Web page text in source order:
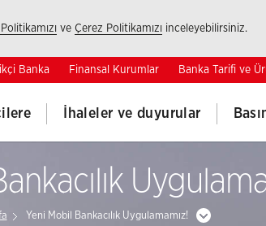
ve Çerez Politikamızı inceleyebilirsiniz.
Banka Finansal Kurumlar Banka Tarifi ve
İhaleler ve duyurular
Yeni Mobil Bankacılık Uygulamamız!